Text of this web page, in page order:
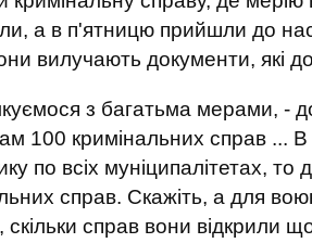
а в п'ятницю прийшли до нас
вилучають документи, які
з багатьма мерами, -
100 кримінальних справ ...
по всіх муніципалітетах,
справ. Скажіть, а для
скільки справ вони відкрили